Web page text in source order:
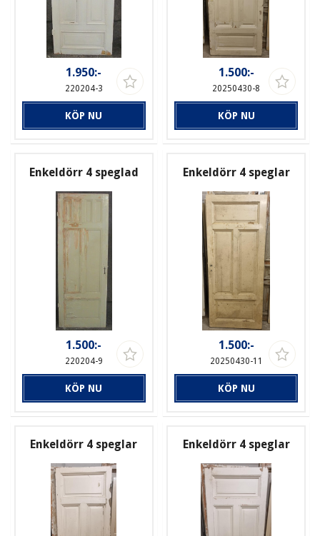
1.950:-
220204-3
KÖP NU
1.500:-
20250430-8
KÖP NU
Enkeldörr 4 speglad
1.500:-
220204-9
KÖP NU
Enkeldörr 4 speglar
1.500:-
20250430-11
KÖP NU
Enkeldörr 4 speglar Enkeldörr 4 speglar